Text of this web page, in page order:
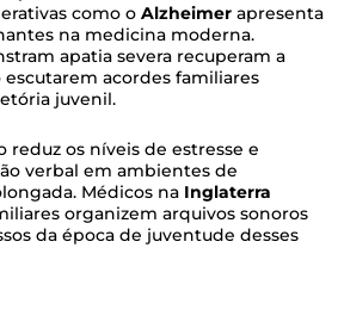
como o Alzheimer apresenta
na medicina moderna.
apatia severa recuperam a
acordes familiares
juvenil.
reduz os níveis de estresse e
verbal em ambientes de
Médicos na Inglaterra
organizem arquivos sonoros
da época de juventude desses